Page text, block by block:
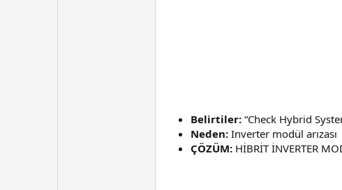
Belirtiler: “Check Hybrid
Neden: Inverter modül arızası
ÇÖZÜM: HİBRİT İNVERTER